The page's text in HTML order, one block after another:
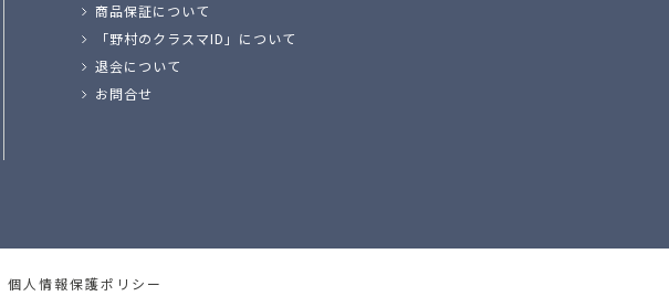
商品保証について
「野村のクラスマID」について
退会について
お問合せ
個人情報保護ポリシー